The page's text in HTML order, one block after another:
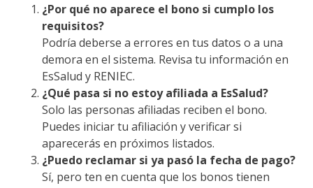
¿Por qué no aparece el bono si cumplo los
requisitos?
Podría deberse a errores en tus datos o a una
demora en el sistema. Revisa tu información en
EsSalud y RENIEC.
¿Qué pasa si no estoy afiliada a EsSalud?
Solo las personas afiliadas reciben el bono.
Puedes iniciar tu afiliación y verificar si
aparecerás en próximos listados.
¿Puedo reclamar si ya pasó la fecha de pago?
Sí, pero ten en cuenta que los bonos tienen